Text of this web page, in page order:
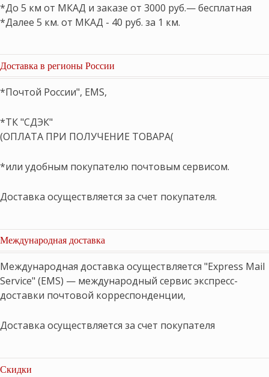
*До 5 км от МКАД и заказе от 3000 руб.— бесплатная
*Далее 5 км. от МКАД - 40 руб. за 1 км.
Доставка в регионы России
*Почтой России", EMS,
*ТК "СДЭК"
(ОПЛАТА ПРИ ПОЛУЧЕНИЕ ТОВАРА(
*или удобным покупателю почтовым сервисом.
Доставка осуществляется за счет покупателя.
Международная доставка
Международная доставка осуществляется "Express Mail
Service" (EMS) — международный сервис экспресс-
доставки почтовой корреспонденции,
Доставка осуществляется за счет покупателя
Скидки